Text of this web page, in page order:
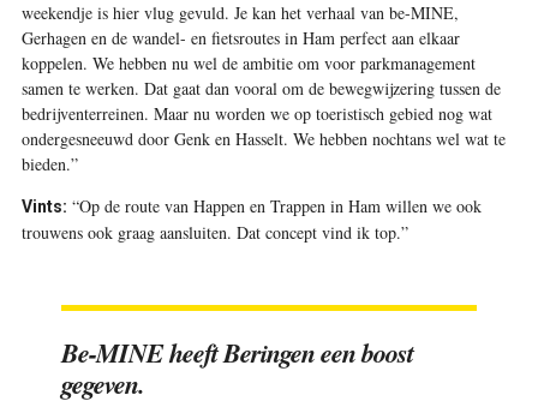
weekendje is hier vlug gevuld. Je kan het verhaal van be-MINE,
Gerhagen en de wandel- en fietsroutes in Ham perfect aan elkaar
koppelen. We hebben nu wel de ambitie om voor parkmanagement
samen te werken. Dat gaat dan vooral om de bewegwijzering tussen de
bedrijventerreinen. Maar nu worden we op toeristisch gebied nog wat
ondergesneeuwd door Genk en Hasselt. We hebben nochtans wel wat te
bieden.”
Vints: “Op de route van Happen en Trappen in Ham willen we ook
trouwens ook graag aansluiten. Dat concept vind ik top.”
Be-MINE heeft Beringen een boost
gegeven.